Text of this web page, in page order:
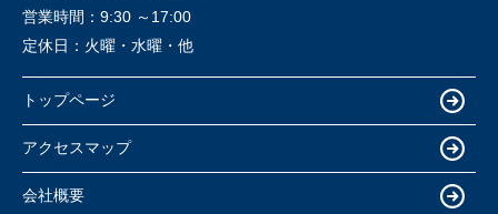
営業時間： 9:30 ～17:00
定休日： 火曜・水曜・他
トップページ
アクセスマップ
会社概要